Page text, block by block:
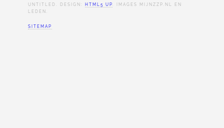
UNTITLED. DESIGN: HTML5 UP . IMAGES MIJNZZP.NL EN
LEDEN.
SITEMAP